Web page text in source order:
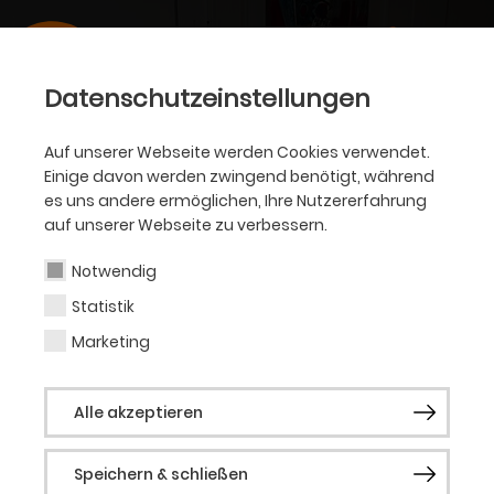
Datenschutzeinstellungen
Auf unserer Webseite werden Cookies verwendet.
Einige davon werden zwingend benötigt, während
es uns andere ermöglichen, Ihre Nutzererfahrung
auf unserer Webseite zu verbessern.
Notwendig
Statistik
Marketing
Alle akzeptieren
Speichern & schließen